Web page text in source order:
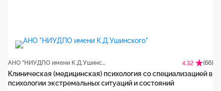
АНО "НИУДПО имени К.Д.Ушинского" 4.32 (66)
Клиническая (медицинская) психология со специализацией в
психологии экстремальных ситуаций и состояний